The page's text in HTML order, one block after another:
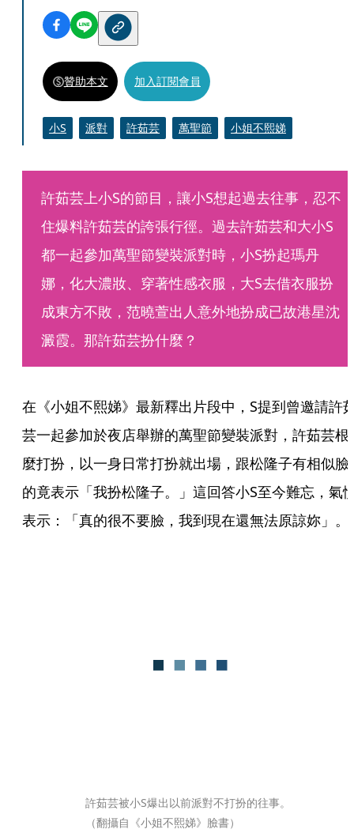
贊助本文 加入訂閱會員
小S 派對 許茹芸 萬聖節 小姐不熙娣
許茹芸上小S的節目，讓小S想起過去往事，忍不
住爆料許茹芸的誇張行徑。過去許茹芸和大小S
都一起參加萬聖節變裝派對時，小S扮起瑪丹
娜，化大濃妝、穿著性感衣服，大S去借衣服扮
成東方不敗，范曉萱出人意外地扮成已故港星沈
澱霞。那許茹芸扮什麼？
在《小姐不熙娣》最新釋出片段中，S提到曾邀請許
芸一起參加於夜店舉辦的萬聖節變裝派對，許茹芸根
麼打扮，以一身日常打扮就出場，跟松隆子有相似臉
的竟表示「我扮松隆子。」這回答小S至今難忘，氣
表示：「真的很不要臉，我到現在還無法原諒妳」。
許茹芸被小S爆出以前派對不打扮的往事。
（翻攝自《小姐不熙娣》臉書）